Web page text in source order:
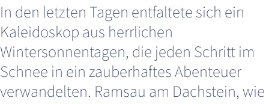
In den letzten Tagen entfaltete sich ein
Kaleidoskop aus herrlichen
Wintersonnentagen, die jeden Schritt im
Schnee in ein zauberhaftes Abenteuer
verwandelten. Ramsau am Dachstein, wie